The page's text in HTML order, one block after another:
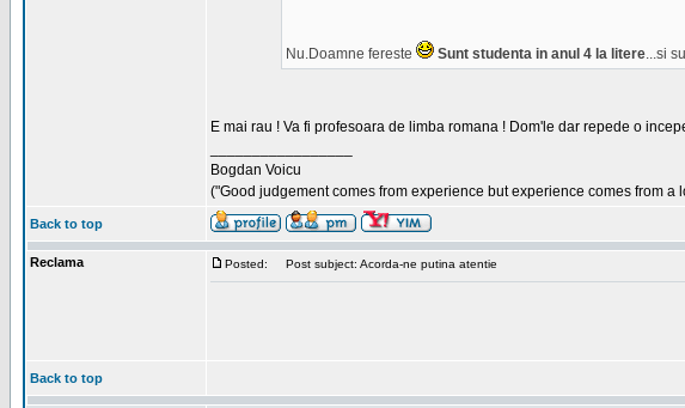
Nu.Doamne fereste Sunt studenta in anul 4 la litere...si
E mai rau ! Va fi profesoara de limba romana ! Dom'le dar repede o
Bogdan Voicu
("Good judgement comes from experience but experience comes from a
Back to top
Reclama Posted: Post subject: Acorda-ne putina atentie
Back to top